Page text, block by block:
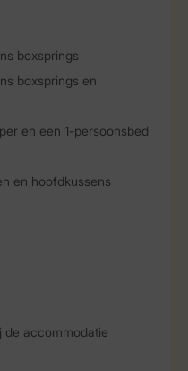
boxsprings
boxsprings en
en een 1-persoonsbed
en hoofdkussens
de accommodatie